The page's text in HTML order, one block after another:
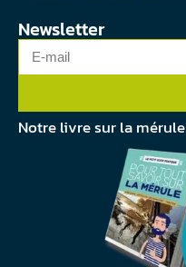
Newsletter
Notre livre sur la mérule